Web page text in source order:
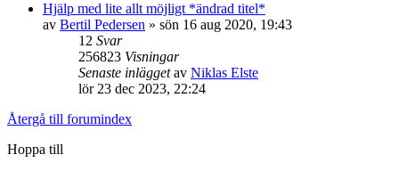
Hjälp med lite allt möjligt *ändrad titel*
av Bertil Pedersen » sön 16 aug 2020, 19:43
12 Svar
256823 Visningar
Senaste inläggetav Niklas Elste
lör 23 dec 2023, 22:24
Återgå till forumindex
Hoppa till